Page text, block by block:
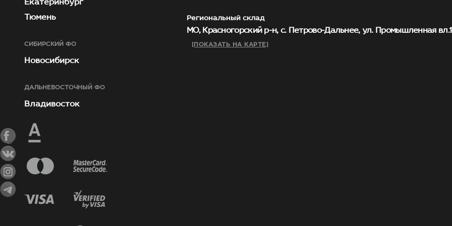
Тюмень
СИБИРСКИЙ ФО
Новосибирск
ДАЛЬНЕВОСТОЧНЫЙ ФО
Владивосток
Региональный склад
МО, Красногорский р-н, с. Петрово-Дальнее, ул. Промышленная
[ПОКАЗАТЬ НА КАРТЕ]